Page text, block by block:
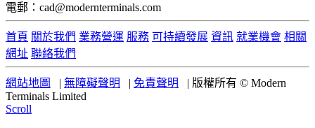
電郵：cad@modernterminals.com
首頁 關於我們 業務營運 服務 可持續發展 資訊 就業機會 相關
網址 聯絡我們
網站地圖 | 無障礙聲明 | 免責聲明 | 版權所有 © Modern
Terminals Limited
Scroll